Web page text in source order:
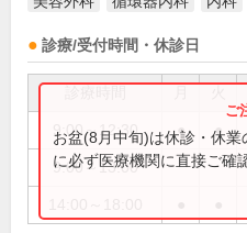
診療/受付時間・休診日
9:00～12:30 ● ●
9:00～13:00
お盆(8月中旬)は休診・休
に必ず医療機関に直接ご確